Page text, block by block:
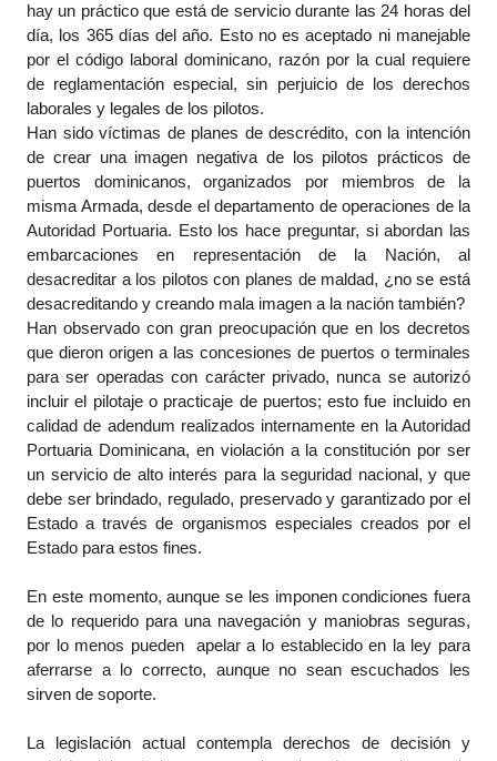
hay un práctico que está de servicio durante las 24 horas del
día, los 365 días del año. Esto no es aceptado ni manejable
por el código laboral dominicano, razón por la cual requiere
de reglamentación especial, sin perjuicio de los derechos
laborales y legales de los pilotos.
Han sido víctimas de planes de descrédito, con la intención
de crear una imagen negativa de los pilotos prácticos de
puertos dominicanos, organizados por miembros de la
misma Armada, desde el departamento de operaciones de la
Autoridad Portuaria. Esto los hace preguntar, si abordan las
embarcaciones en representación de la Nación, al
desacreditar a los pilotos con planes de maldad, ¿no se está
desacreditando y creando mala imagen a la nación también?
Han observado con gran preocupación que en los decretos
que dieron origen a las concesiones de puertos o terminales
para ser operadas con carácter privado, nunca se autorizó
incluir el pilotaje o practicaje de puertos; esto fue incluido en
calidad de adendum realizados internamente en la Autoridad
Portuaria Dominicana, en violación a la constitución por ser
un servicio de alto interés para la seguridad nacional, y que
debe ser brindado, regulado, preservado y garantizado por el
Estado a través de organismos especiales creados por el
Estado para estos fines.
En este momento, aunque se les imponen condiciones fuera
de lo requerido para una navegación y maniobras seguras,
por lo menos pueden apelar a lo establecido en la ley para
aferrarse a lo correcto, aunque no sean escuchados les
sirven de soporte.
La legislación actual contempla derechos de decisión y